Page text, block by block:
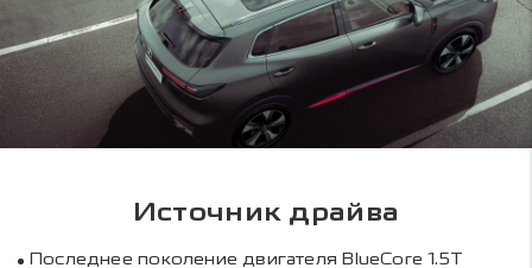
Источник драйва
Последнее поколение двигателя BlueCore 1.5T